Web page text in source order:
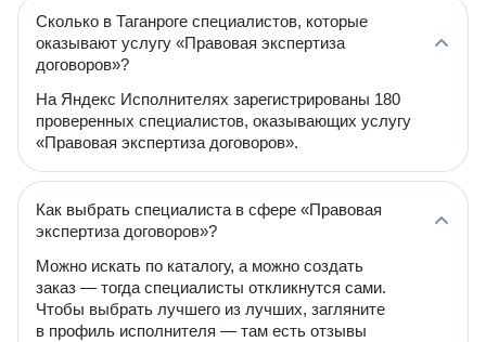
Сколько в Таганроге специалистов, которые
оказывают услугу «Правовая экспертиза
договоров»?
На Яндекс Исполнителях зарегистрированы 180
проверенных специалистов, оказывающих услугу
«Правовая экспертиза договоров».
Как выбрать специалиста в сфере «Правовая
экспертиза договоров»?
Можно искать по каталогу, а можно создать
заказ — тогда специалисты откликнутся сами.
Чтобы выбрать лучшего из лучших, загляните
в профиль исполнителя — там есть отзывы